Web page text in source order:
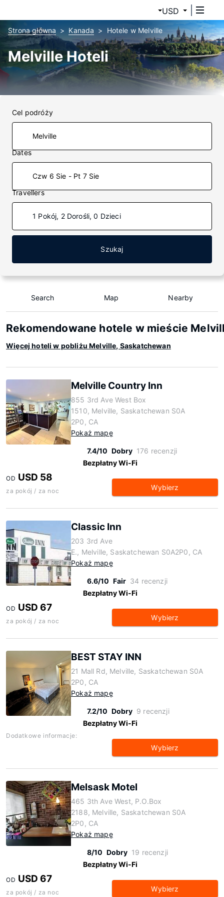
USD
Strona główna Kanada Hotele w Melville
Melville Hoteli
Cel podróży
Dates
Czw 6 Sie - Pt 7 Sie
Travellers
1 Pokój, 2 Dorośli, 0 Dzieci
Szukaj
Search Map Nearby
Rekomendowane hotele w mieście
Więcej hoteli w pobliżu Melville, Saskatchewan
Melville Country Inn
855 3rd Ave West Box
1510, Melville, Saskatchewan S0A
2P0, CA
Pokaż mapę
7.4/10 Dobry 176 recenzji
Bezpłatny Wi-Fi
OD USD 58
za pokój / za noc Wybierz
Classic Inn
203 3rd Ave
E., Melville, Saskatchewan S0A2P0, CA
Pokaż mapę
6.6/10 Fair 34 recenzji
Bezpłatny Wi-Fi
OD USD 67
za pokój / za noc Wybierz
BEST STAY INN
21 Mall Rd, Melville, Saskatchewan S0A
2P0, CA
Pokaż mapę
7.2/10 Dobry 9 recenzji
Bezpłatny Wi-Fi
Dodatkowe informacje:
Wybierz
Melsask Motel
465 3th Ave West, P.O.Box
2188, Melville, Saskatchewan S0A
2P0, CA
Pokaż mapę
8/10 Dobry 19 recenzji
Bezpłatny Wi-Fi
OD USD 67
za pokój / za noc Wybierz